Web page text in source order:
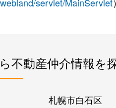
不動産仲介情報を
札幌市白石区